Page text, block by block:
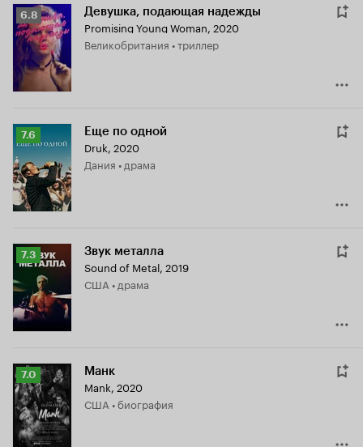
Рейтинг
Кинопоиска
6.8
6.8 Девушка, подающая надежды
Promising Young Woman, 2020
Великобритания • триллер
Рейтинг
Кинопоиска
7.6
7.6 Еще по одной
Druk, 2020
Дания • драма
Рейтинг
Кинопоиска
7.3
7.3 Звук металла
Sound of Metal, 2019
США • драма
Рейтинг
Кинопоиска
7.0
7.0 Манк
Mank, 2020
США • биография